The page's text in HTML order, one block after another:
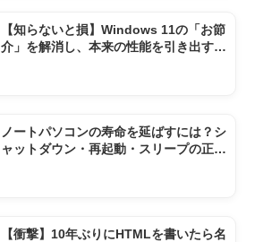
【知らないと損】Windows 11の「お節
介」を解消し、本来の性能を引き出す極
ノートパソコンの寿命を延ばすには？シ
ャットダウン・再起動・スリープの正し
【衝撃】10年ぶりにHTMLを書いたら名